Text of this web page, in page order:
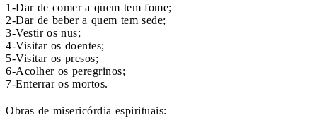
1-Dar de comer a quem tem fome;
2-Dar de beber a quem tem sede;
3-Vestir os nus;
4-Visitar os doentes;
5-Visitar os presos;
6-Acolher os peregrinos;
7-Enterrar os mortos.
Obras de misericórdia espirituais: